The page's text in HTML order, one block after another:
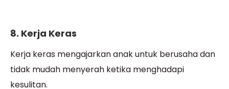
8. Kerja Keras
Kerja keras mengajarkan anak untuk berusaha dan
tidak mudah menyerah ketika menghadapi
kesulitan.